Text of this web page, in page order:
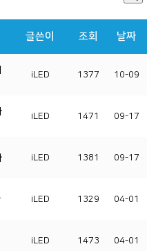
글쓴이 조회 날짜
iLED 1377 10-09
iLED 1471 09-17
iLED 1381 09-17
iLED 1329 04-01
iLED 1473 04-01